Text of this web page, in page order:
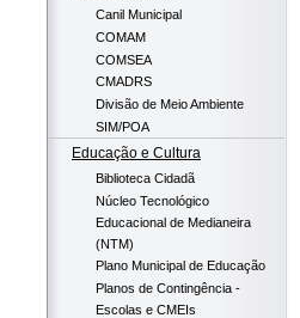
Canil Municipal
COMAM
COMSEA
CMADRS
Divisão de Meio Ambiente
SIM/POA
Educação e Cultura
Biblioteca Cidadã
Núcleo Tecnológico
Educacional de Medianeira
(NTM)
Plano Municipal de Educação
Planos de Contingência -
Escolas e CMEIs